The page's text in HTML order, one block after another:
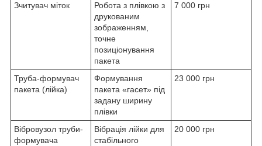
Зчитувач міток
Робота з плівкою з
друкованим
зображенням,
точне
позиціонування
пакета
7 000 грн
Труба-формувач
пакета (лійка)
Формування
пакета «гасет» під
задану ширину
плівки
23 000 грн
Вібровузол труби-
формувача
Вібрація лійки для
стабільного
20 000 грн